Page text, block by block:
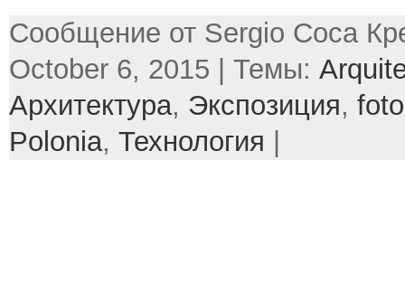
Сообщение от Sergio Соса
October 6, 2015 | Темы:
Архитектура, Экспозиция,
Polonia, Технология